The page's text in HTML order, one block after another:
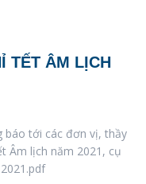
TẾT ÂM LỊCH
báo tới các đơn vị, thầy
Âm lịch năm 2021, cụ